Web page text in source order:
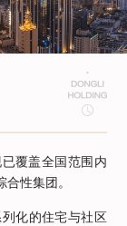
覆盖全国范围内
性集团。
化的住宅与社区